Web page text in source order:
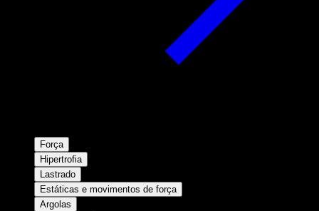
Força
Hipertrofia
Lastrado
Estáticas e movimentos de força
Argolas